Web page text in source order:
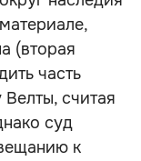
(вторая
часть
считая
суд
к